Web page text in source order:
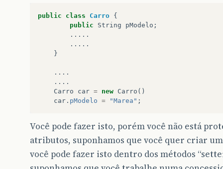
return nivel
public class Carro {
public
String pModelo ;
.....
.....
}
....
....
Carro
car = new Carro ()
car . pModelo = "Marea" ;
Você pode fazer isto, porém você não está
atributos, suponhamos que você quer criar
você pode fazer isto dentro dos métodos